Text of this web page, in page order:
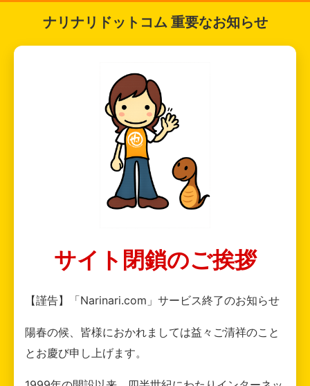
ナリナリドットコム 重要なお知らせ
サイト閉鎖のご挨拶
【謹告】「Narinari.com」サービス終了のお知らせ
陽春の候、皆様におかれましては益々ご清祥のこと
とお慶び申し上げます。